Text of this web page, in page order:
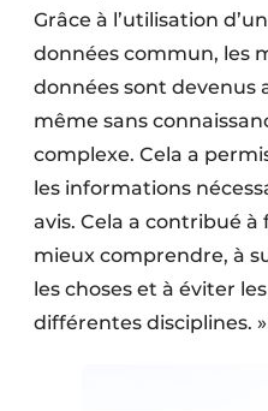
Grâce à l’utilisation
données commun, les
données sont devenus
même sans
complexe. Cela a
les informations
avis. Cela a contribué à
mieux comprendre, à
les choses et à éviter
différentes disciplines. »